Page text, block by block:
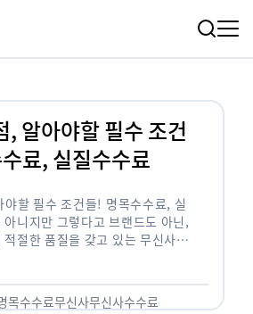
, 알아야할 필수 조건
료, 실질수수료
야할 필수 조건들! 명목수수료, 실
아니지만 그렇다고 브랜드도 아닌,
절한 품질을 갖고 있는 무신사!
목수수료무신사무신사수수료